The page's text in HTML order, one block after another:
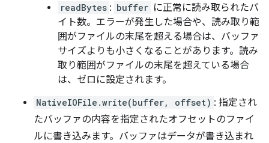
readBytes : buffer に正常に読み取られたバ
イト数。エラーが発生した場合や、読み取り範
囲がファイルの末尾を超える場合は、バッファ
サイズよりも小さくなることがあります。読み
取り範囲がファイルの末尾を超えている場合
は、ゼロに設定されます。
NativeIOFile.write(buffer, offset) : 指定され
たバッファの内容を指定されたオフセットのファイ
ルに書き込みます。バッファはデータが書き込まれ